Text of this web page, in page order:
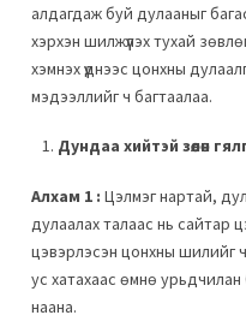
алдагдаж буй дулааныг
хэрхэн шилжүүлэх тухай
хэмнэх үүднээс цонхны
мэдээллийг ч багтаалаа.
Дундаа хийтэй зөөлөн
Алхам 1 : Цэлмэг нартай,
дулаалах талаас нь сайтар
цэвэрлэсэн цонхны шилийг
ус хатахаас өмнө
наана.